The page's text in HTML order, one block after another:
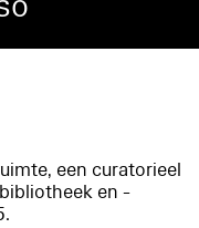
een curatorieel
en -